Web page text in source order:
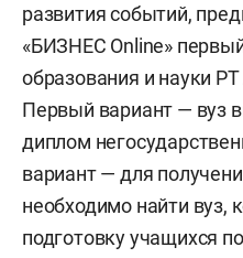
развития событий,
«БИЗНЕС Online»
образования и науки РТ
Первый вариант — вуз
диплом
вариант — для
необходимо найти вуз,
подготовку учащихся